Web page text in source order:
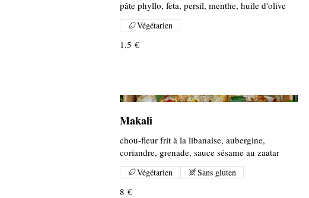
pâte phyllo, feta, persil, menthe, huile d'olive
1,5 €
Végétarien
Makali
chou-fleur frit à la libanaise, aubergine,
coriandre, grenade, sauce sésame au zaatar
8 €
Végétarien Sans gluten